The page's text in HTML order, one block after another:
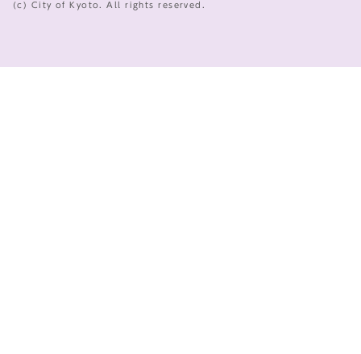
(c) City of Kyoto. All rights reserved.